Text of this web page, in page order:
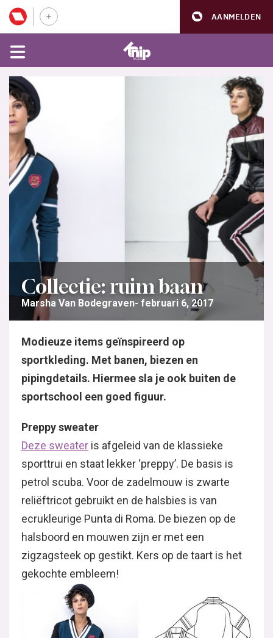
AANMELDEN
Collectie: ruim baan
Marsha Van Bodegraven februari 6, 2017
Modieuze items geïnspireerd op
sportkleding. Met banen, biezen en
pipingdetails. Hiermee sla je ook buiten de
sportschool een goed figuur.
Preppy sweater
Deze sweater is afgeleid van de klassieke
sporttrui en staat lekker ‘preppy’. De basis is
petrol scuba. Voor de zadelmouw is zwarte
reliëftricot gebruikt en de halsbies is van
ecrukleurige Punta di Roma. De biezen op de
halsboord en mouwen zijn er met een
zigzagsteek op gestikt. Kers op de taart is het
gekochte embleem!